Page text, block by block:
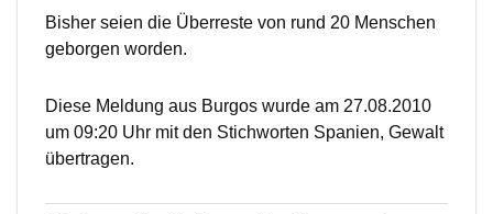
Bisher seien die Überreste von rund 20 Menschen
geborgen worden.
Diese Meldung aus Burgos wurde am 27.08.2010
um 09:20 Uhr mit den Stichworten Spanien, Gewalt
übertragen.